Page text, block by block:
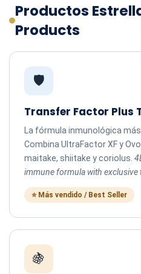
Productos
Products
🛡️
Transfer Factor Plus
La fórmula inmunológica
Combina UltraFactor XF y
maitake, shiitake y coriolus.
immune formula with exclusive
⭐ Más vendido / Best Seller
🍇